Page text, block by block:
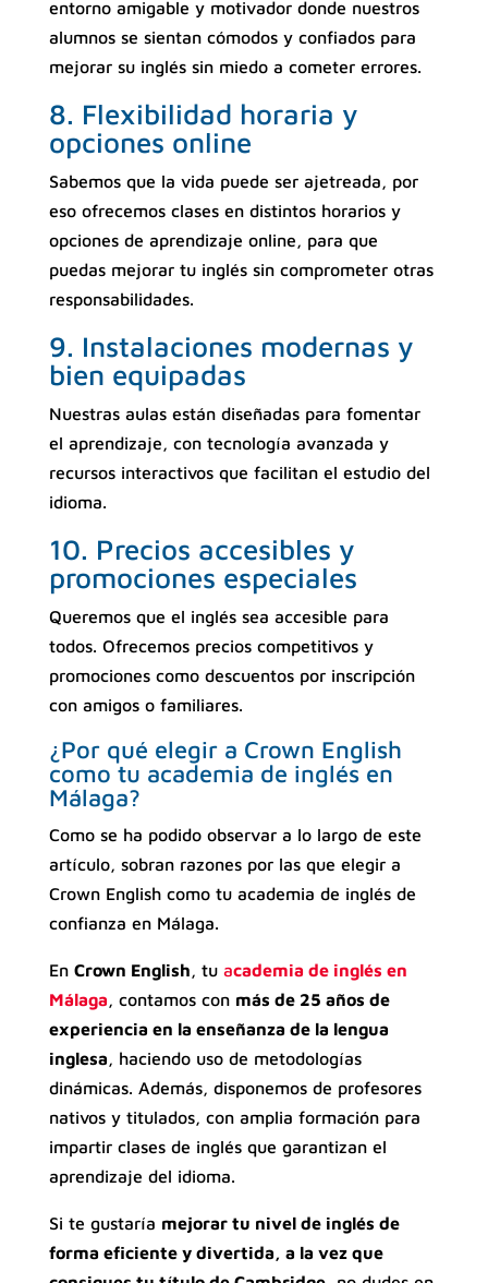
entorno amigable y motivador donde nuestros
alumnos se sientan cómodos y confiados para
mejorar su inglés sin miedo a cometer errores.
8. Flexibilidad horaria y
opciones online
Sabemos que la vida puede ser ajetreada, por
eso ofrecemos clases en distintos horarios y
opciones de aprendizaje online, para que
puedas mejorar tu inglés sin comprometer otras
responsabilidades.
9. Instalaciones modernas y
bien equipadas
Nuestras aulas están diseñadas para fomentar
el aprendizaje, con tecnología avanzada y
recursos interactivos que facilitan el estudio del
idioma.
10. Precios accesibles y
promociones especiales
Queremos que el inglés sea accesible para
todos. Ofrecemos precios competitivos y
promociones como descuentos por inscripción
con amigos o familiares.
¿Por qué elegir a Crown English
como tu academia de inglés en
Málaga?
Como se ha podido observar a lo largo de este
artículo, sobran razones por las que elegir a
Crown English como tu academia de inglés de
confianza en Málaga.
En Crown English, tu academia de inglés en
Málaga, contamos con más de 25 años de
experiencia en la enseñanza de la lengua
inglesa, haciendo uso de metodologías
dinámicas. Además, disponemos de profesores
nativos y titulados, con amplia formación para
impartir clases de inglés que garantizan el
aprendizaje del idioma.
Si te gustaría mejorar tu nivel de inglés de
forma eficiente y divertida, a la vez que